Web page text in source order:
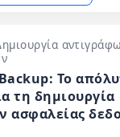
Το
τη δημιουργία
ασφαλείας